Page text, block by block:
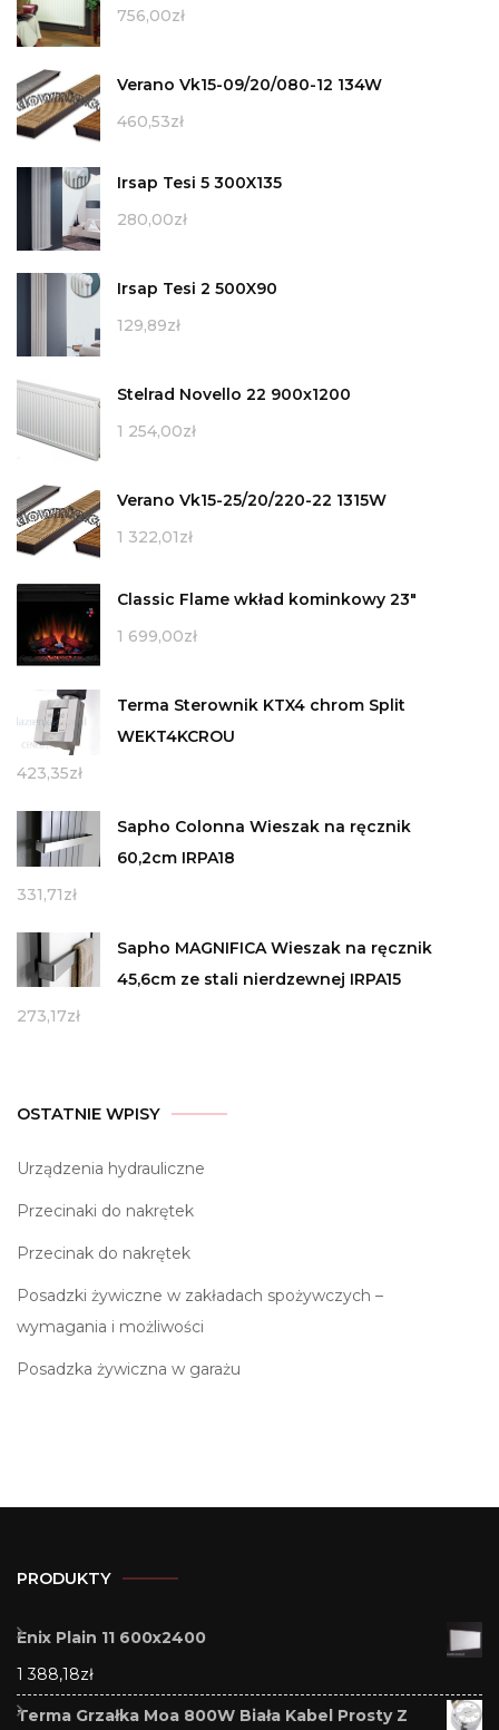
756,00zł
Verano Vk15-09/20/080-12 134W
460,53zł
Irsap Tesi 5 300X135
280,00zł
Irsap Tesi 2 500X90
129,89zł
Stelrad Novello 22 900x1200
1 254,00zł
Verano Vk15-25/20/220-22 1315W
1 322,01zł
Classic Flame wkład kominkowy 23"
1 699,00zł
Terma Sterownik KTX4 chrom Split
WEKT4KCROU
423,35zł
Sapho Colonna Wieszak na ręcznik
60,2cm IRPA18
331,71zł
Sapho MAGNIFICA Wieszak na ręcznik
45,6cm ze stali nierdzewnej IRPA15
273,17zł
OSTATNIE WPISY
Urządzenia hydrauliczne
Przecinaki do nakrętek
Przecinak do nakrętek
Posadzki żywiczne w zakładach spożywczych –
wymagania i możliwości
Posadzka żywiczna w garażu
PRODUKTY
Enix Plain 11 600x2400
1 388,18zł
Terma Grzałka Moa 800W Biała Kabel Prosty Z